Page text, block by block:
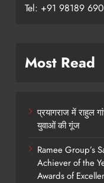
Tel: +91 98189
Most Read
प्रयागराज में राहुल
युवाओं की गूंज
Ramee Group’s
Achiever of the
Awards of